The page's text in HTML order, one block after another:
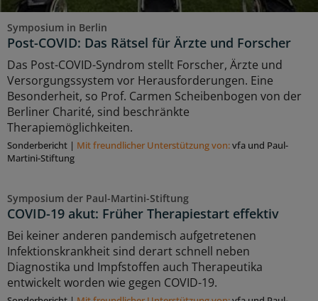
Symposium in Berlin
Post-COVID: Das Rätsel für Ärzte und Forscher
Das Post-COVID-Syndrom stellt Forscher, Ärzte und
Versorgungssystem vor Herausforderungen. Eine
Besonderheit, so Prof. Carmen Scheibenbogen von der
Berliner Charité, sind beschränkte
Therapiemöglichkeiten.
Sonderbericht | Mit freundlicher Unterstützung von:vfa und Paul-
Martini-Stiftung
Symposium der Paul-Martini-Stiftung
COVID-19 akut: Früher Therapiestart effektiv
Bei keiner anderen pandemisch aufgetretenen
Infektionskrankheit sind derart schnell neben
Diagnostika und Impfstoffen auch Therapeutika
entwickelt worden wie gegen COVID-19.